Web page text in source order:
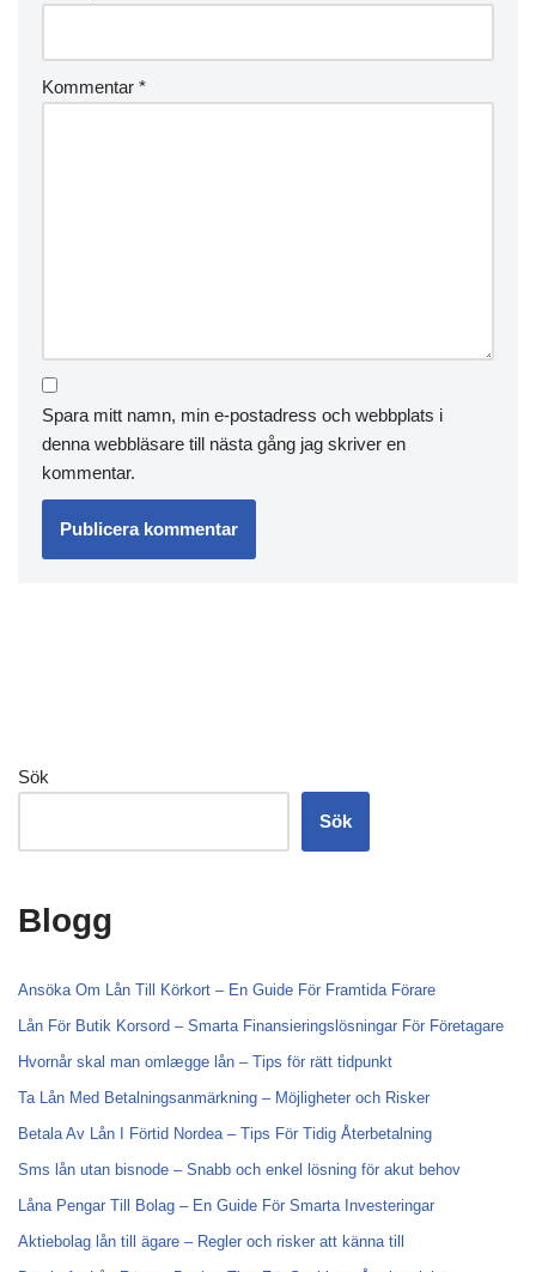
Kommentar *
Spara mitt namn, min e-postadress och webbplats i
denna webbläsare till nästa gång jag skriver en
kommentar.
Sök
Sök
Blogg
Ansöka Om Lån Till Körkort – En Guide För Framtida Förare
Lån För Butik Korsord – Smarta Finansieringslösningar För Företagare
Hvornår skal man omlægge lån – Tips för rätt tidpunkt
Ta Lån Med Betalningsanmärkning – Möjligheter och Risker
Betala Av Lån I Förtid Nordea – Tips För Tidig Återbetalning
Sms lån utan bisnode – Snabb och enkel lösning för akut behov
Låna Pengar Till Bolag – En Guide För Smarta Investeringar
Aktiebolag lån till ägare – Regler och risker att känna till